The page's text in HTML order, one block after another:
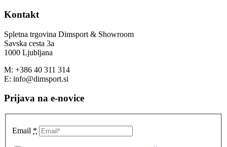
Kontakt
Spletna trgovina Dimsport & Showroom
Savska cesta 3a
1000 Ljubljana
M: +386 40 311 314
E: info@dimsport.si
Prijava na e-novice
Email *